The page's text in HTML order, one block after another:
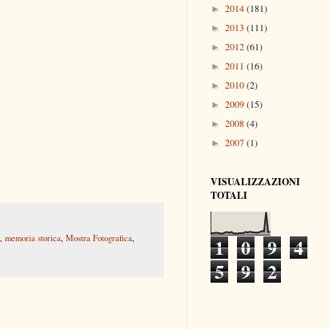
memoria storica Mostra Fotografica
► 2014(181)
► 2013 (111)
► 2012(61)
► 2011 (16)
► 2010(2)
► 2009(15)
► 2008(4)
► 2007(1)
VISUALIZZAZIONI
TOTALI
1 0 9 4
5 9 2